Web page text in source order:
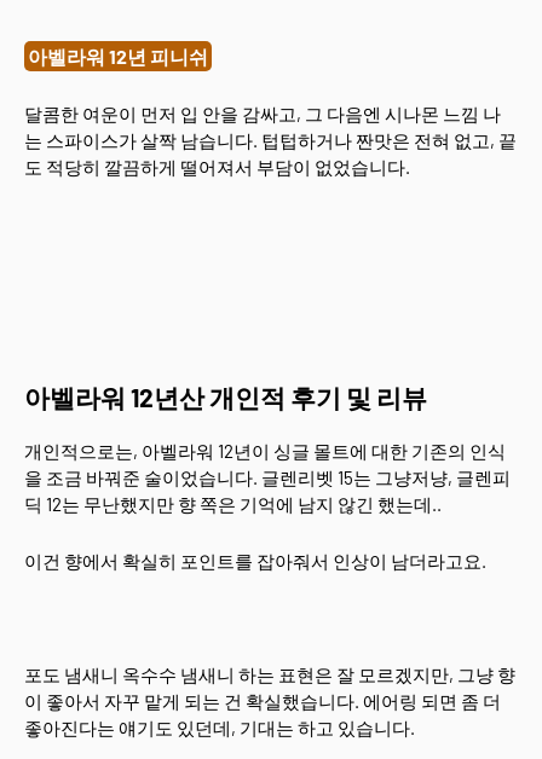
아벨라워 12년 피니쉬
달콤한 여운이 먼저 입 안을 감싸고, 그 다음엔 시나몬 느낌 나
는 스파이스가 살짝 남습니다. 텁텁하거나 짠맛은 전혀 없고, 끝
도 적당히 깔끔하게 떨어져서 부담이 없었습니다.
아벨라워 12년산 개인적 후기 및 리뷰
개인적으로는, 아벨라워 12년이 싱글 몰트에 대한 기존의 인식
을 조금 바꿔준 술이었습니다. 글렌리벳 15는 그냥저냥, 글렌피
딕 12는 무난했지만 향 쪽은 기억에 남지 않긴 했는데..
이건 향에서 확실히 포인트를 잡아줘서 인상이 남더라고요.
포도 냄새니 옥수수 냄새니 하는 표현은 잘 모르겠지만, 그냥 향
이 좋아서 자꾸 맡게 되는 건 확실했습니다. 에어링 되면 좀 더
좋아진다는 얘기도 있던데, 기대는 하고 있습니다.